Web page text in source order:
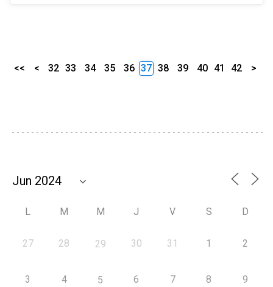
<< < 32 33 34 35 36 37 38 39 40 41 42 >
L M M J V S D
27 28 29 30 31 1 2
3 4 5 6 7 8 9